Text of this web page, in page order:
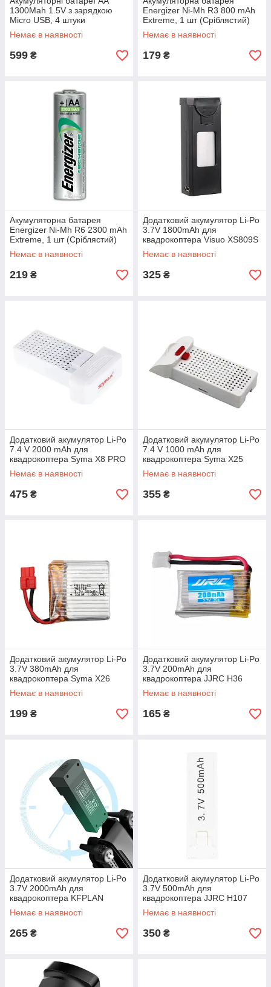
1300Mah 1.5V з зарядкою
Micro USB, 4 штуки
(Фіолетовий)
Немає в наявності
599 ₴
Energizer Ni-Mh R3 800 mAh
Extreme, 1 шт (Сріблястий)
Немає в наявності
179 ₴
Акумуляторна батарея
Energizer Ni-Mh R6 2300 mAh
Extreme, 1 шт (Сріблястий)
Немає в наявності
219 ₴
Додатковий акумулятор Li-Po
3.7V 1800mAh для
квадрокоптера Visuo XS809S
/ XS816 (Чорний)
Немає в наявності
325 ₴
Додатковий акумулятор Li-Po
7.4 V 2000 mAh для
квадрокоптера Syma X8 PRO
(Білий)
Немає в наявності
475 ₴
Додатковий акумулятор Li-Po
7.4 V 1000 mAh для
квадрокоптера Syma X25
PRO (Білий)
Немає в наявності
355 ₴
Додатковий акумулятор Li-Po
3.7V 380mAh для
квадрокоптера Syma X26
(Сірий)
Немає в наявності
199 ₴
Додатковий акумулятор Li-Po
3.7V 200mAh для
квадрокоптера JJRC H36
(Сірий)
Немає в наявності
165 ₴
Додатковий акумулятор Li-Po
3.7V 2000mAh для
квадрокоптера KFPLAN
KF610 (Чорний)
Немає в наявності
265 ₴
Додатковий акумулятор Li-Po
3.7V 500mAh для
квадрокоптера JJRC H107
(Білий)
Немає в наявності
350 ₴